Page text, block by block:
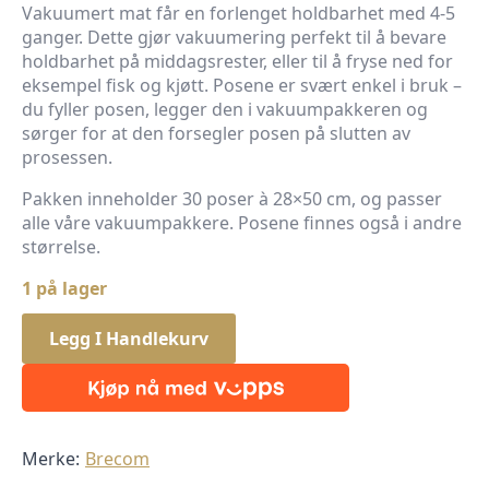
Vakuumert mat får en forlenget holdbarhet med 4-5
ganger. Dette gjør vakuumering perfekt til å bevare
holdbarhet på middagsrester, eller til å fryse ned for
eksempel fisk og kjøtt. Posene er svært enkel i bruk –
du fyller posen, legger den i vakuumpakkeren og
sørger for at den forsegler posen på slutten av
prosessen.
Pakken inneholder 30 poser à 28×50 cm, og passer
alle våre vakuumpakkere. Posene finnes også i andre
størrelse.
1 på lager
Legg I Handlekurv
Merke: Brecom